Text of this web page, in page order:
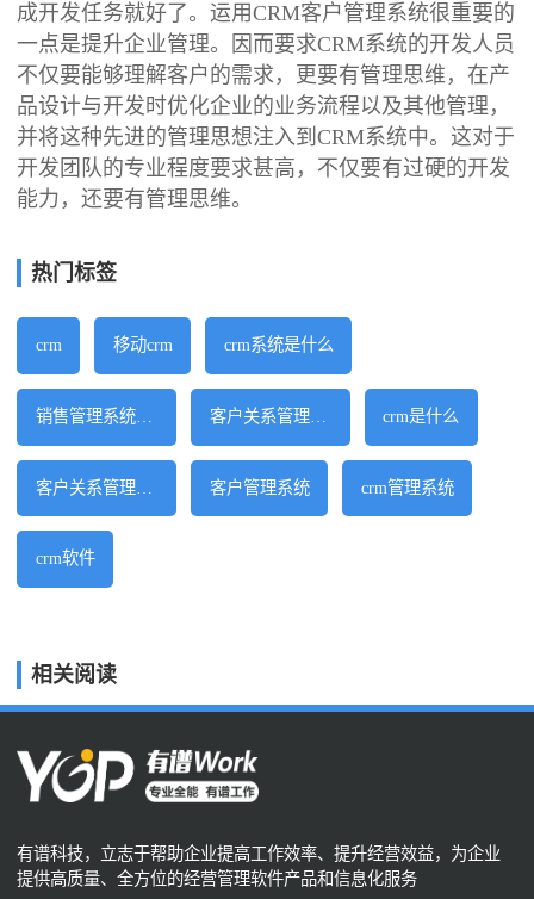
成开发任务就好了。运用CRM客户管理系统很重要的
一点是提升企业管理。因而要求CRM系统的开发人员
不仅要能够理解客户的需求，更要有管理思维，在产
品设计与开发时优化企业的业务流程以及其他管理，
并将这种先进的管理思想注入到CRM系统中。这对于
开发团队的专业程度要求甚高，不仅要有过硬的开发
能力，还要有管理思维。
热门标签
crm 移动crm crm系统是什么
销售管理系统软件 客户关系管理软件 crm是什么
客户关系管理系统 客户管理系统 crm管理系统
crm软件
相关阅读
有谱科技，立志于帮助企业提高工作效率、提升经营效益，为企业
提供高质量、全方位的经营管理软件产品和信息化服务